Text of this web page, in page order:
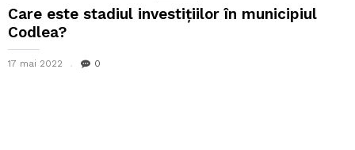
Care este stadiul investițiilor în municipiul
Codlea?
17 mai 2022 0